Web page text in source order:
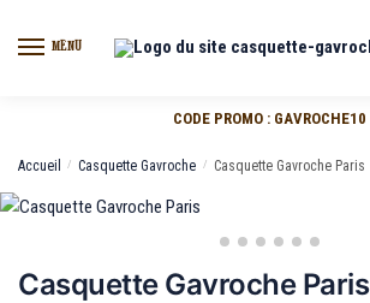
MENU
CODE PROMO : GAVROCHE10
Accueil / Casquette Gavroche / Casquette Gavroche Paris
Casquette Gavroche Paris